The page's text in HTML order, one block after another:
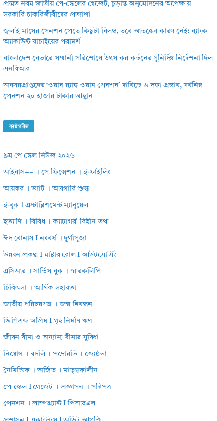
প্রস্তুত নবম জাতীয় পে-স্কেলের গেজেট, চূড়ান্ত অনুমোদনের অপেক্ষায়
সরকারি চাকরিজীবীদের প্রত্যাশা
জুলাই মাসের পেনশন পেতে কিছুটা বিলম্ব, তবে আতঙ্কের কারণ নেই: ব্যাংক
অ্যাকাউন্ট যাচাইয়ের পরামর্শ
বাংলাদেশ বেতারে সম্মানী পরিশোধে উৎস কর কর্তনের সুনির্দিষ্ট নির্দেশনা দিল
এনবিআর
অবসরপ্রাপ্তদের ‘ওয়ান র‌্যাঙ্ক ওয়ান পেনশন’ দাবিতে ৬ দফা প্রস্তাব, সর্বনিম্ন
পেনশন ২০ হাজার টাকার আহ্বান
ক্যাটাগরিজ
৯ম পে স্কেল নিউজ ২০২৬
আইবাস++ । পে ফিক্সেশন । ই-ফাইলিং
আয়কর । ভ্যাট । আবগারি শুল্ক
ই-বুক I এস্টাব্লিশমেন্ট ম্যানুয়েল
ইত্যাদি । বিবিধ । ক্যাটাগরী বিহীন তথ্য
ঈদ বোনাস I নববর্ষ । দূর্গাপূজা
উন্নয়ন প্রকল্প I মাষ্টার রোল I আউটসোর্সিং
এসিআর । সার্ভিস বুক । স্মারকলিপি
চিকিৎসা । আর্থিক সহায়তা
জাতীয় পরিচয়পত্র । জন্ম নিবন্ধন
জিপিএফ অগ্রিম I গৃহ নির্মাণ ঋণ
জীবন বীমা ও অন্যান্য বীমার সুবিধা
নিয়োগ । বদলি । পদোন্নতি । জ্যেষ্ঠতা
নৈমিত্তিক । অর্জিত । মাতৃত্বকালীন
পে-স্কেল I গেজেট । প্রজ্ঞাপন । পরিপত্র
পেনশন । লাম্পগ্র্যান্ট I পিআরএল